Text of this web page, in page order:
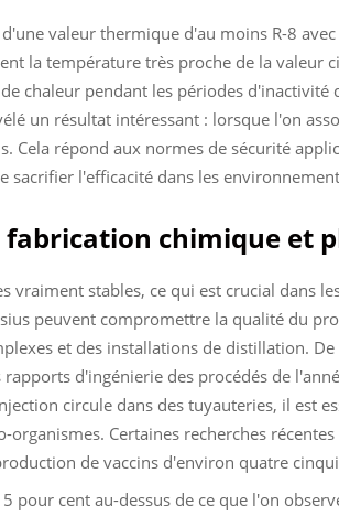
valeur thermique d'au moins R-8
la température très proche de la valeur
chaleur pendant les périodes
un résultat intéressant : lorsque l'on
Cela répond aux normes de sécurité
sacrifier l'efficacité dans les
chimique et
vraiment stables, ce qui est crucial dans
peuvent compromettre la qualité du
et des installations de distillation.
d'ingénierie des procédés de
circule dans des tuyauteries, il est
Certaines recherches
de vaccins d'environ quatre
cent au-dessus de ce que l'on